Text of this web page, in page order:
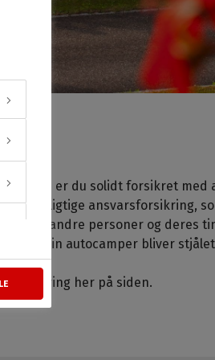
hos os er du solidt forsikret med
lovpligtige ansvarsforsikring,
på andre personer og deres
hvis din autocamper bliver
her på siden.